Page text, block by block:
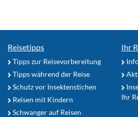
Reisetipps
Tipps zur Reisevorbereitung
Tipps während der Reise
Schutz vor Insektenstichen
Reisen mit Kindern
Schwanger auf Reisen
Ihr
Ihr